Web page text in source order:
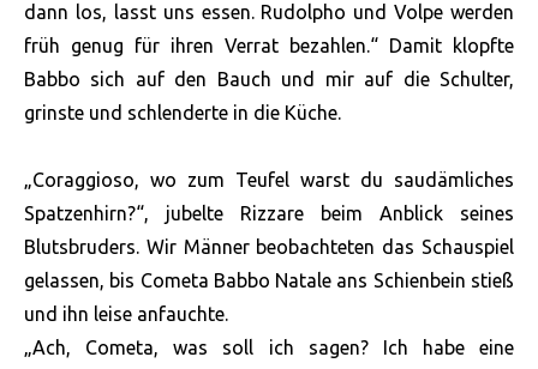
dann los, lasst uns essen. Rudolpho und Volpe werden
früh genug für ihren Verrat bezahlen.“ Damit klopfte
Babbo sich auf den Bauch und mir auf die Schulter,
grinste und schlenderte in die Küche.
„Coraggioso, wo zum Teufel warst du saudämliches
Spatzenhirn?“, jubelte Rizzare beim Anblick seines
Blutsbruders. Wir Männer beobachteten das Schauspiel
gelassen, bis Cometa Babbo Natale ans Schienbein stieß
und ihn leise anfauchte.
„Ach, Cometa, was soll ich sagen? Ich habe eine